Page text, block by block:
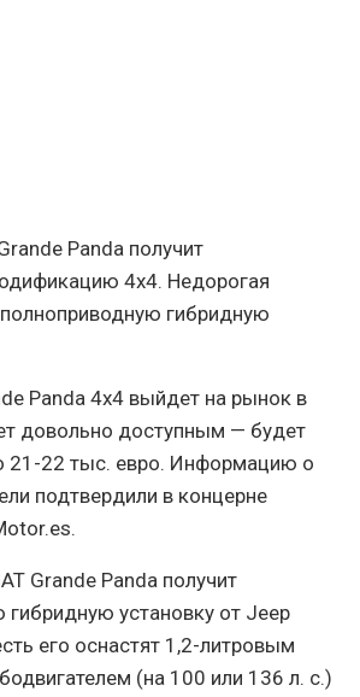
Panda получит
4x4. Недорогая
гибридную
Panda 4x4 выйдет на рынок в
довольно доступным — будет
21-22 тыс. евро. Информацию о
подтвердили в концерне
Grande Panda получит
установку от Jeep
его оснастят 1,2-литровым
(на 100 или 136 л. с.)